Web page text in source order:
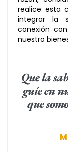
realice esta
integrar la
conexión
nuestro
Que la
guíe en
que